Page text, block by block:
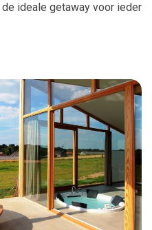
ideale getaway voor ieder